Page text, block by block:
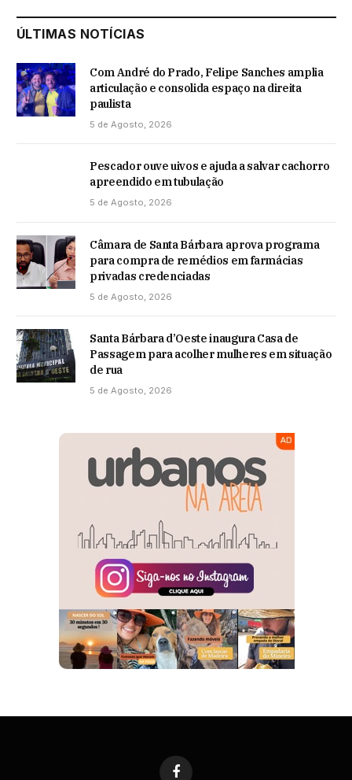
ÚLTIMAS NOTÍCIAS
Com André do Prado, Felipe Sanches amplia
articulação e consolida espaço na direita
paulista
5 de Agosto, 2026
Pescador ouve uivos e ajuda a salvar cachorro
apreendido em tubulação
5 de Agosto, 2026
Câmara de Santa Bárbara aprova programa
para compra de remédios em farmácias
privadas credenciadas
5 de Agosto, 2026
Santa Bárbara d’Oeste inaugura Casa de
Passagem para acolher mulheres em situação
de rua
5 de Agosto, 2026